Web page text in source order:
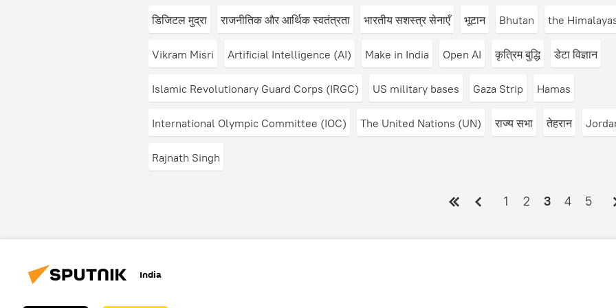
डिजिटल मुद्रा राजनीतिक और आर्थिक स्वतंत्रता भारतीय सशस्‍त्र सेनाएँ भूटान Bhutan the
Vikram Misri Artificial Intelligence (AI) Make in India Open AI कृत्रिम बुद्धि डेटा विज्ञान
Islamic Revolutionary Guard Corps (IRGC) US military bases Gaza Strip Hamas
International Olympic Committee (IOC) The United Nations (UN) राज्य सभा तेहरान
Rajnath Singh
1 2 3 4 5
India